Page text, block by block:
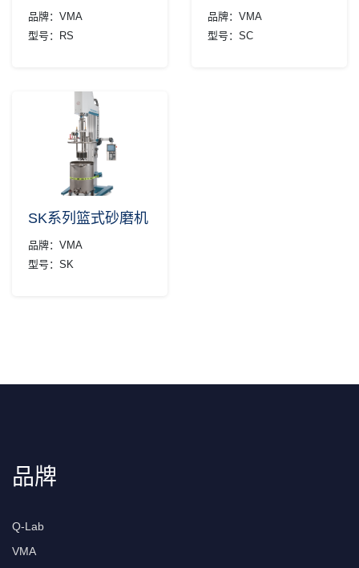
动态表面张力与接触角
表面张力仪
实验室水浴装置
品牌： VMA
型号： RS
作、低死角、污染少的特
点，适合分散研磨粘度高
品牌： VMA
型号： SC
ATEX防爆设计，也可搭
载真空、刮刀、篮式砂磨
SK系列篮式砂磨机
品牌： VMA
型号： SK
SK系列篮式砂磨机
德国VMA公司的
TORUSMILL® SK系列是
高效的生产型篮式砂磨
机，使用它可以在很短的
果。TORUSMILL® SK系
55 kW不等，研磨量涵盖
50-1500L。
品牌
Q-Lab
VMA